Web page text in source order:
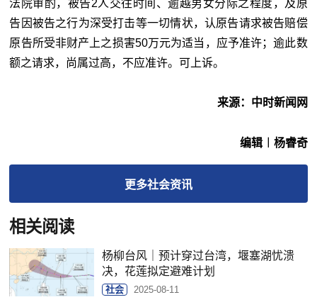
法院审酌，被告2人交往时间、逾越男女分际之程度，及原
告因被告之行为深受打击等一切情状，认原告请求被告赔偿
原告所受非财产上之损害50万元为适当，应予准许；逾此数
额之请求，尚属过高，不应准许。可上诉。
来源：中时新闻网
编辑︱杨睿奇
更多社会资讯
相关阅读
杨柳台风｜预计穿过台湾，堰塞湖忧溃
决，花莲拟定避难计划
社会 2025-08-11